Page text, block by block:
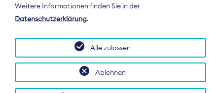
Zeitungsverleger (BDZV) vertritt als
Spitzenorganisation die Interessen der
Deutschland und auf EU-Ebene.
Weitere Informationen finden Sie in der
Datenschutzerklärung.
Ablehnen
Alle zulassen